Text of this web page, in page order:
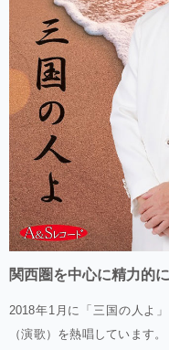
関西圏を中心に精力的
2018年1月に「三国の人よ
（演歌）を熱唱しています